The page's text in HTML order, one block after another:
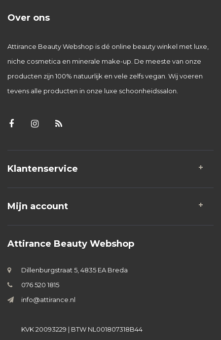
Over ons
Attirance Beauty Webshop is dé online beauty winkel met luxe,
niche cosmetica en minerale make-up. De meeste van onze
producten zijn 100% natuurlijk en vele zelfs vegan. Wij voeren
tevens alle producten in onze luxe schoonheidssalon.
Klantenservice
Mijn account
Attirance Beauty Webshop
Dillenburgstraat 5, 4835 EA Breda
076 520 1815
info@attirance.nl
KVK 20093229 | BTW NL001807318B44